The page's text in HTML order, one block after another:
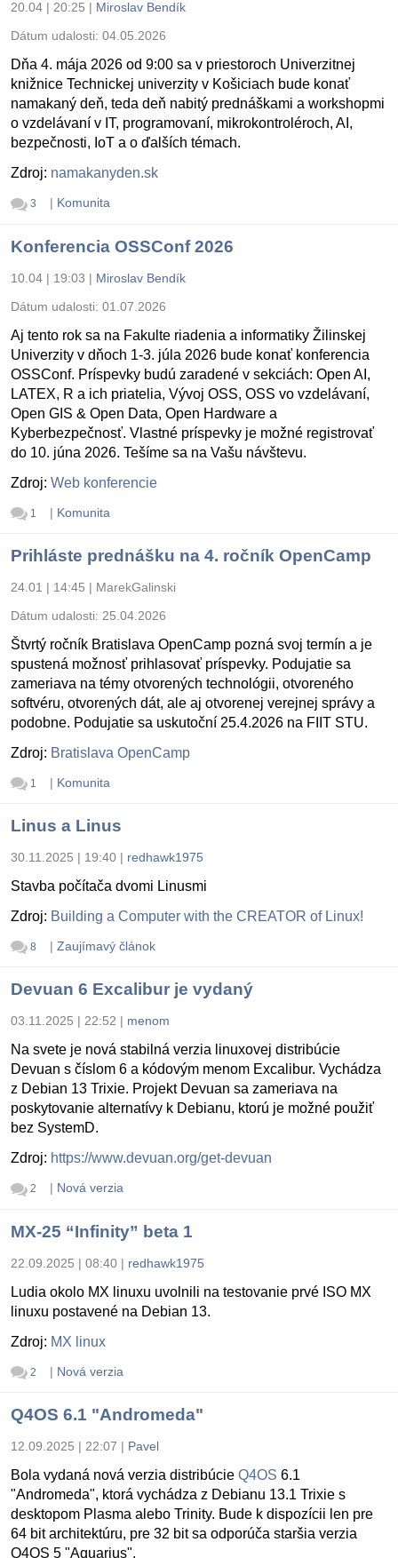
20.04 | 20:25 | Miroslav Bendík
Dátum udalosti: 04.05.2026
Dňa 4. mája 2026 od 9:00 sa v priestoroch Univerzitnej
knižnice Technickej univerzity v Košiciach bude konať
namakaný deň, teda deň nabitý prednáškami a workshopmi
o vzdelávaní v IT, programovaní, mikrokontroléroch, AI,
bezpečnosti, IoT a o ďalších témach.
Zdroj: namakanyden.sk
3 | Komunita
Konferencia OSSConf 2026
10.04 | 19:03 | Miroslav Bendík
Dátum udalosti: 01.07.2026
Aj tento rok sa na Fakulte riadenia a informatiky Žilinskej
Univerzity v dňoch 1-3. júla 2026 bude konať konferencia
OSSConf. Príspevky budú zaradené v sekciách: Open AI,
LATEX, R a ich priatelia, Vývoj OSS, OSS vo vzdelávaní,
Open GIS & Open Data, Open Hardware a
Kyberbezpečnosť. Vlastné príspevky je možné registrovať
do 10. júna 2026. Tešíme sa na Vašu návštevu.
Zdroj: Web konferencie
1 | Komunita
Prihláste prednášku na 4. ročník OpenCamp
24.01 | 14:45 | MarekGalinski
Dátum udalosti: 25.04.2026
Štvrtý ročník Bratislava OpenCamp pozná svoj termín a je
spustená možnosť prihlasovať príspevky. Podujatie sa
zameriava na témy otvorených technológii, otvoreného
softvéru, otvorených dát, ale aj otvorenej verejnej správy a
podobne. Podujatie sa uskutoční 25.4.2026 na FIIT STU.
Zdroj: Bratislava OpenCamp
1 | Komunita
Linus a Linus
30.11.2025 | 19:40 | redhawk1975
Stavba počítača dvomi Linusmi
Zdroj: Building a Computer with the CREATOR of Linux!
8 | Zaujímavý článok
Devuan 6 Excalibur je vydaný
03.11.2025 | 22:52 | menom
Na svete je nová stabilná verzia linuxovej distribúcie
Devuan s číslom 6 a kódovým menom Excalibur. Vychádza
z Debian 13 Trixie. Projekt Devuan sa zameriava na
poskytovanie alternatívy k Debianu, ktorú je možné použiť
bez SystemD.
Zdroj: https://www.devuan.org/get-devuan
2 | Nová verzia
MX-25 “Infinity” beta 1
22.09.2025 | 08:40 | redhawk1975
Ludia okolo MX linuxu uvolnili na testovanie prvé ISO MX
linuxu postavené na Debian 13.
Zdroj: MX linux
2 | Nová verzia
Q4OS 6.1 "Andromeda"
12.09.2025 | 22:07 | Pavel
Bola vydaná nová verzia distribúcie Q4OS 6.1
"Andromeda", ktorá vychádza z Debianu 13.1 Trixie s
desktopom Plasma alebo Trinity. Bude k dispozícii len pre
64 bit architektúru, pre 32 bit sa odporúča staršia verzia
Q4OS 5 "Aquarius".